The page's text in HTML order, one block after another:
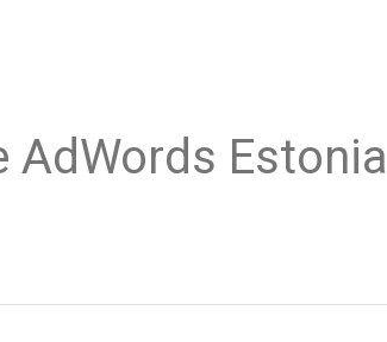
AdWords Estonia